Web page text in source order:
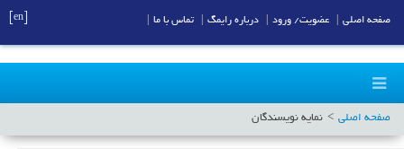
صفحه اصلی نمایه نویسندگان
صفحه اصلی عضویت/ ورود درباره رایمگ تماس با ما